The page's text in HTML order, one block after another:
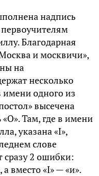
надпись
Благодарная
и москвичи»,
на
несколько
одного из
высечена
Там, где в имени
указана «I»,
слове
сразу 2 ошибки:
вместо «I» — «и».